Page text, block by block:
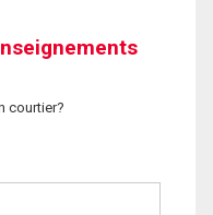
courtier?